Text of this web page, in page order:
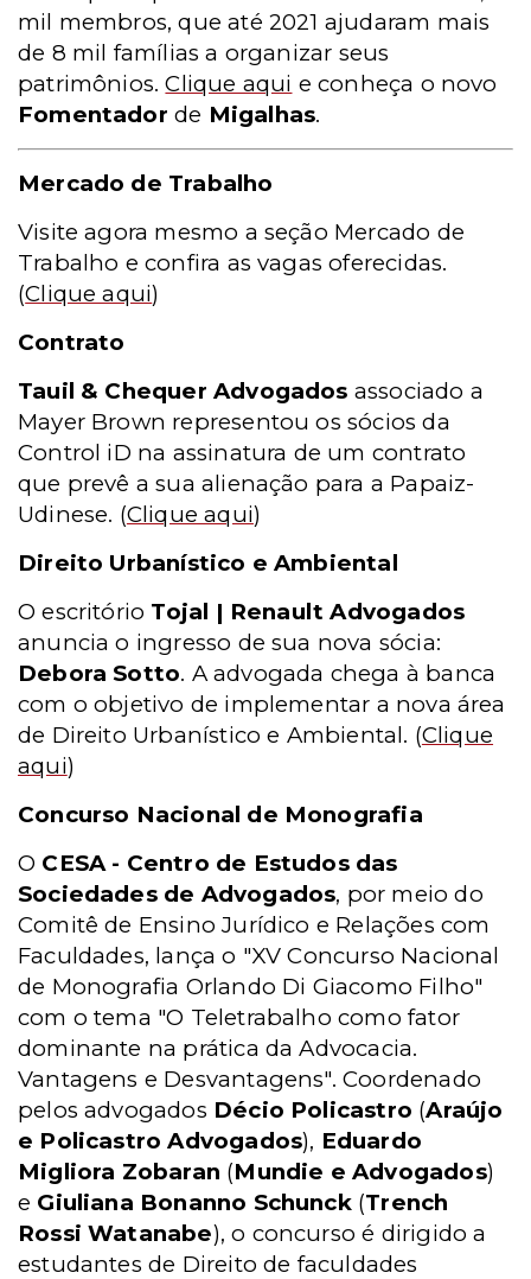
mil membros, que até 2021 ajudaram mais
de 8 mil famílias a organizar seus
patrimônios.Clique aqui e conheça o novo
Fomentador de Migalhas.
Mercado de Trabalho
Visite agora mesmo a seção Mercado de
Trabalho e confira as vagas oferecidas.
(Clique aqui)
Contrato
Tauil & Chequer Advogados associado a
Mayer Brown representou os sócios da
Control iD na assinatura de um contrato
que prevê a sua alienação para a Papaiz-
Udinese. (Clique aqui)
Direito Urbanístico e Ambiental
O escritório Tojal | Renault Advogados
anuncia o ingresso de sua nova sócia:
Debora Sotto. A advogada chega à banca
com o objetivo de implementar a nova área
de Direito Urbanístico e Ambiental. (Clique
aqui)
Concurso Nacional de Monografia
O CESA - Centro de Estudos das
Sociedades de Advogados, por meio do
Comitê de Ensino Jurídico e Relações com
Faculdades, lança o "XV Concurso Nacional
de Monografia Orlando Di Giacomo Filho"
com o tema "O Teletrabalho como fator
dominante na prática da Advocacia.
Vantagens e Desvantagens". Coordenado
pelos advogados Décio Policastro (Araújo
e Policastro Advogados), Eduardo
Migliora Zobaran (Mundie e Advogados)
e Giuliana Bonanno Schunck(Trench
Rossi Watanabe), o concurso é dirigido a
estudantes de Direito de faculdades